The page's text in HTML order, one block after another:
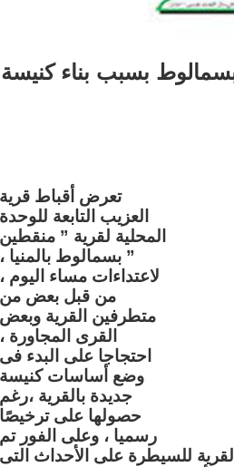
بسبب بناء كنيسة
تعرض أقباط قرية
العزيب التابعة للوحدة
المحلية لقرية ” منقطين
” بسمالوط بالمنيا ،
لاعتداءات مساء اليوم ،
من قبل بعض من
متطرفين القرية وبعض
القرى المجاورة ،
احتجاجا على البدء فى
وضع أساسات كنيسة
جديدة بالقرية ،رغم
حصولها على ترخيصًا
رسميا ، وعلى الفور تم
للسيطرة على الأحداث التى